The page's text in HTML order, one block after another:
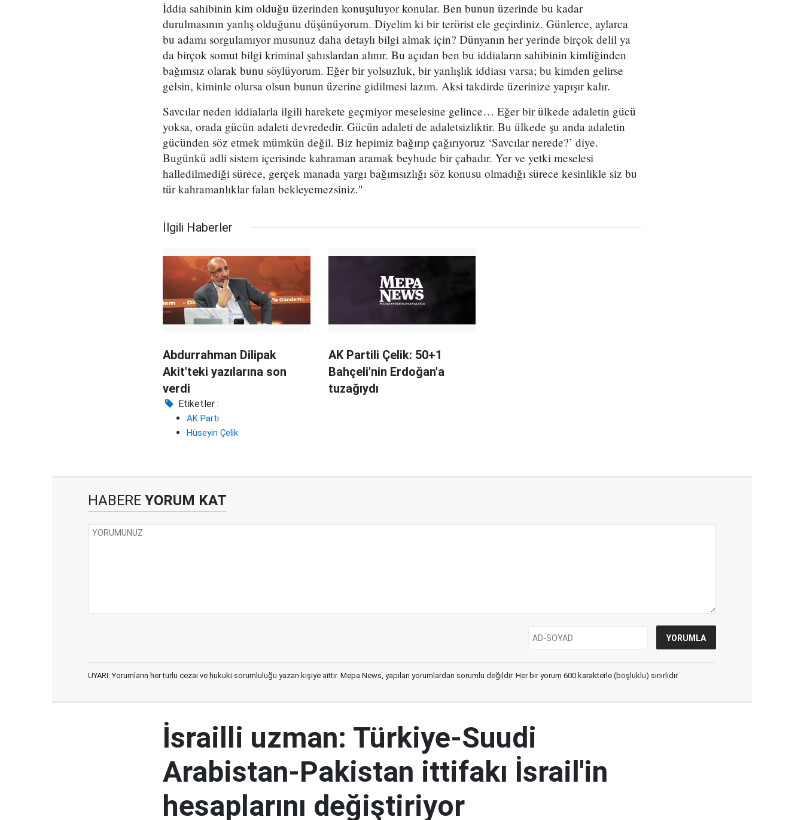
İddia sahibinin kim olduğu üzerinden konuşuluyor konular. Ben bunun üzerinde bu kadar
durulmasının yanlış olduğunu düşünüyorum. Diyelim ki bir terörist ele geçirdiniz. Günlerce, aylarca
bu adamı sorgulamıyor musunuz daha detaylı bilgi almak için? Dünyanın her yerinde birçok delil ya
da birçok somut bilgi kriminal şahıslardan alınır. Bu açıdan ben bu iddiaların sahibinin kimliğinden
bağımsız olarak bunu söylüyorum. Eğer bir yolsuzluk, bir yanlışlık iddiası varsa; bu kimden gelirse
gelsin, kiminle olursa olsun bunun üzerine gidilmesi lazım. Aksi takdirde üzerinize yapışır kalır.
Savcılar neden iddialarla ilgili harekete geçmiyor meselesine gelince… Eğer bir ülkede adaletin gücü
yoksa, orada gücün adaleti devrededir. Gücün adaleti de adaletsizliktir. Bu ülkede şu anda adaletin
gücünden söz etmek mümkün değil. Biz hepimiz bağırıp çağırıyoruz ‘Savcılar nerede?’ diye.
Bugünkü adli sistem içerisinde kahraman aramak beyhude bir çabadır. Yer ve yetki meselesi
halledilmediği sürece, gerçek manada yargı bağımsızlığı söz konusu olmadığı sürece kesinlikle siz bu
tür kahramanlıklar falan bekleyemezsiniz."
İlgili Haberler
Abdurrahman Dilipak
Akit'teki yazılarına son
verdi
AK Partili Çelik: 50+1
Bahçeli'nin Erdoğan'a
tuzağıydı
Etiketler :
AK Parti
Hüseyin Çelik
HABERE YORUM KAT
UYARI: Yorumların her türlü cezai ve hukuki sorumluluğu yazan kişiye aittir. Mepa News, yapılan yorumlardan sorumlu değildir. Her bir yorum 600 karakterle (boşluklu) sınırlıdır.
İsrailli uzman: Türkiye-Suudi
Arabistan-Pakistan ittifakı İsrail'in
hesaplarını değiştiriyor